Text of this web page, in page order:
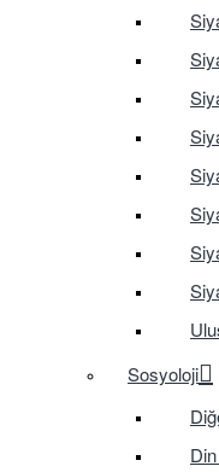
Sosyoloji